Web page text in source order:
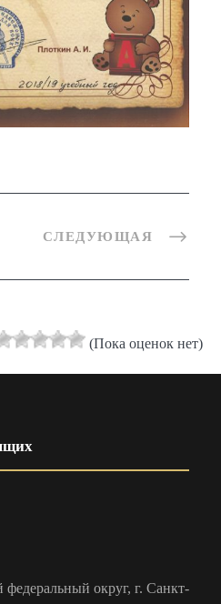
СЛЕДУЮЩАЯ
(Пока оценок нет)
округ, г. Санкт-